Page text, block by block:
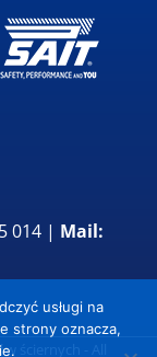
014 | Mail:
ściernych
usługi na
strony oznacza,